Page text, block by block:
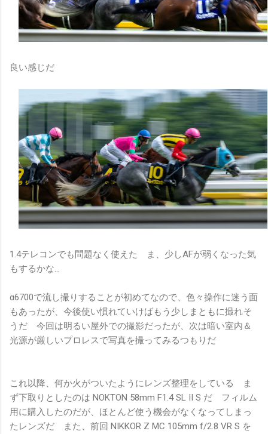
良い感じだ
1.4テレコンでも問題なく使えた ま、少しAFが弱くなった気
もするかな...
α6700で流し撮りすることが初めてなので、色々操作に迷う面
もあったが、今後使い慣れていけばもう少しまともに撮れそ
うだ 今回は明るい屋外での撮影だったが、次は暗い室内＆
光源が厳しいプロレスで写真を撮ってみるつもりだ
これ以降、何か火がついたようにレンズ整理をしている ま
ず下取りとしたのは NOKTON 58mm F1.4 SL II S だ フィルム
用に購入したのだが、ほとんど使う機会がなくなってしまっ
たレンズだ また、前回 NIKKOR Z MC 105mm f/2.8 VR S を